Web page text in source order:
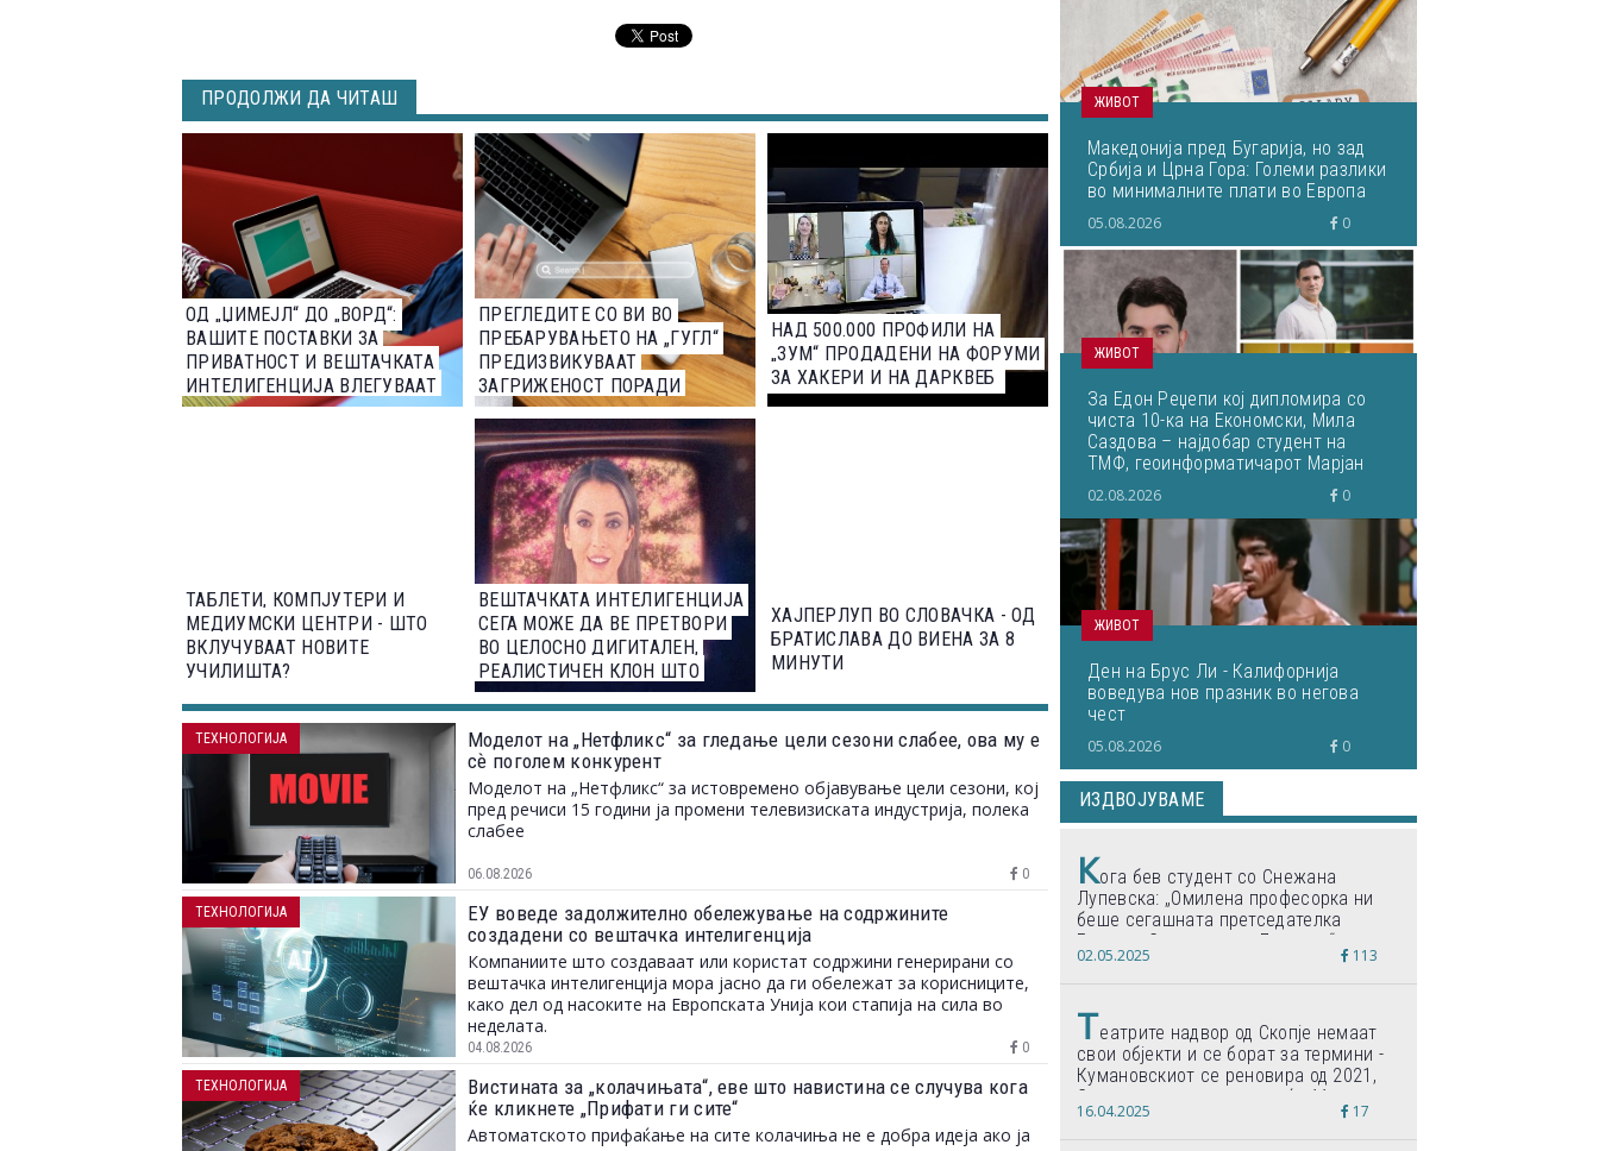
ПРОДОЛЖИ ДА ЧИТАШ
ОД „ЏИМЕЈЛ“ ДО „ВОРД“:
ВАШИТЕ ПОСТАВКИ ЗА
ПРИВАТНОСТ И ВЕШТАЧКАТА
ИНТЕЛИГЕНЦИЈА ВЛЕГУВААТ
ВО НОВА ФАЗА
ПРЕГЛЕДИТЕ СО ВИ ВО
ПРЕБАРУВАЊЕТО НА „ГУГЛ“
ПРЕДИЗВИКУВААТ
ЗАГРИЖЕНОСТ ПОРАДИ
ДЕЗИНФОРМАЦИИ
НАД 500.000 ПРОФИЛИ НА
„ЗУМ“ ПРОДАДЕНИ НА ФОРУМИ
ЗА ХАКЕРИ И НА ДАРКВЕБ
ТАБЛЕТИ, КОМПЈУТЕРИ И
МЕДИУМСКИ ЦЕНТРИ - ШТО
ВКЛУЧУВААТ НОВИТЕ
УЧИЛИШТА?
ВЕШТАЧКАТА ИНТЕЛИГЕНЦИЈА
СЕГА МОЖЕ ДА ВЕ ПРЕТВОРИ
ВО ЦЕЛОСНО ДИГИТАЛЕН,
РЕАЛИСТИЧЕН КЛОН ШТО
ЗБОРУВА
ХАЈПЕРЛУП ВО СЛОВАЧКА - ОД
БРАТИСЛАВА ДО ВИЕНА ЗА 8
МИНУТИ
Моделот на „Нетфликс“ за гледање цели сезони слабее, ова му е
сѐ поголем конкурент
Моделот на „Нетфликс“ за истовремено објавување цели сезони, кој
пред речиси 15 години ја промени телевизиската индустрија, полека
слабее
06.08.2026 0
ТЕХНОЛОГИЈА
ЕУ воведе задолжително обележување на содржините
создадени со вештачка интелигенција
Компаниите што создаваат или користат содржини генерирани со
вештачка интелигенција мора јасно да ги обележат за корисниците,
како дел од насоките на Европската Унија кои стапија на сила во
неделата.
04.08.2026 0
ТЕХНОЛОГИЈА
Вистината за „колачињата“, еве што навистина се случува кога
ќе кликнете „Прифати ги сите“
Автоматското прифаќање на сите колачиња не е добра идеја ако ја
ТЕХНОЛОГИЈА
ЖИВОТ
Македонија пред Бугарија, но зад
Србија и Црна Гора: Големи разлики
во минималните плати во Европа
05.08.2026 0
ЖИВОТ
За Едон Реџепи кој дипломира со
чиста 10-ка на Економски, Мила
Саздова – најдобар студент на
ТМФ, геоинформатичарот Марјан
Здравковски... Што пишувавме
неделава
02.08.2026 0
ЖИВОТ
Ден на Брус Ли - Калифорнија
воведува нов празник во негова
чест
05.08.2026 0
ИЗДВОЈУВАМЕ
Кога бев студент со Снежана
Лупевска: „Омилена професорка ни
беше сегашната претседателка
Гордана Сиљановска-Давкова“
02.05.2025 113
Театрите надвор од Скопје немаат
свои објекти и се борат за термини -
Кумановскиот се реновира од 2021,
Струмичкиот се гради веќе 11 години
16.04.2025 17